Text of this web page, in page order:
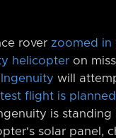
rover zoomed in
helicopter on
will
flight is planned
is
solar panel,